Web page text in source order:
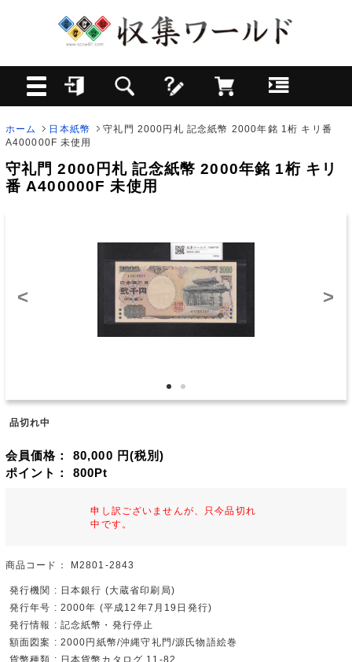
ホーム 日本紙幣
守礼門 2000円札 記念紙幣 2000年銘 1桁 キリ番
A400000F 未使用
守礼門 2000円札 記念紙幣 2000年銘 1桁 キリ
番 A400000F 未使用
< >
品切れ中
会員価格： 80,000 円(税別)
ポイント： 800Pt
申し訳ございませんが、只今品切れ
中です。
商品コード： M2801-2843
発行機関 : 日本銀行 (大蔵省印刷局)
発行年号 : 2000年 (平成12年7月19日発行)
発行情報 : 記念紙幣・発行停止
額面図案 : 2000円紙幣/沖縄守礼門/源氏物語絵巻
貨幣種類 : 日本貨幣カタログ 11-82